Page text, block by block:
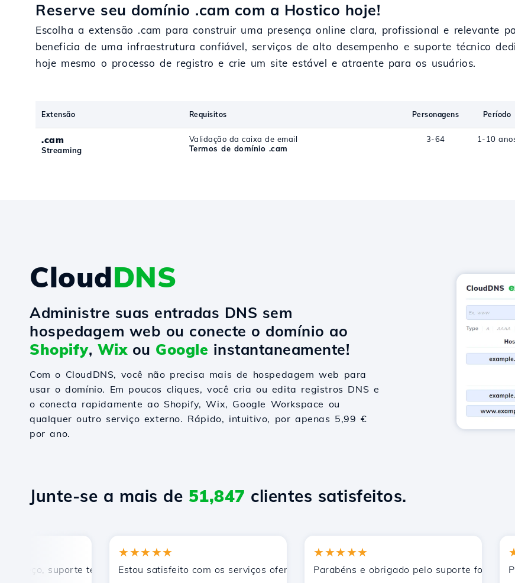
Reserve seu domínio .cam com a Hostico hoje!
Escolha a extensão .cam para construir uma presença online clara, profissional e relevante
beneficia de uma infraestrutura confiável, serviços de alto desempenho e suporte técnico
hoje mesmo o processo de registro e crie um site estável e atraente para os usuários.
Extensão Requisitos Personagens Período
.cam
Streaming
Validação da caixa de email
Termos de domínio .cam
3-64 1-10
CloudDNS
Administre suas entradas DNS sem
hospedagem web ou conecte o domínio ao
Shopify, Wixou Google instantaneamente!
Com o CloudDNS, você não precisa mais de hospedagem web para
usar o domínio. Em poucos cliques, você cria ou edita registros DNS e
o conecta rapidamente ao Shopify, Wix, Google Workspace ou
qualquer outro serviço externo. Rápido, intuitivo, por apenas 5,99 €
por ano.
Junte-se a mais de 51,847 clientes satisfeitos.
suporte técnico rápido e eficiente.
★★★★★
Estou satisfeito com os serviços oferecidos pela Hostico. Eu os recomendei a outros
★★★★★
Parabéns e obrigado pelo suporte fornecido!Por